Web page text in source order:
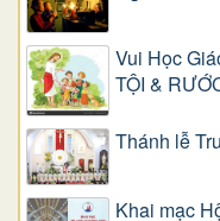
Vui Học
TỘI &
Thánh lễ
Khai mạc